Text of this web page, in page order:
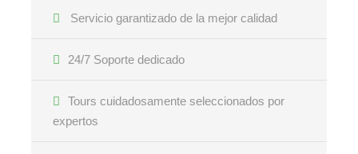
Servicio garantizado de la mejor calidad
24/7 Soporte dedicado
Tours cuidadosamente seleccionados por
expertos